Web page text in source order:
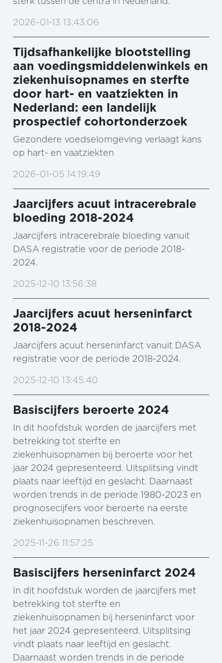
2026-01-13 13:43:06
Tijdsafhankelijke blootstelling
aan voedingsmiddelenwinkels en
ziekenhuisopnames en sterfte
door hart- en vaatziekten in
Nederland: een landelijk
prospectief cohortonderzoek
Gezondere voedselomgeving verlaagt kans
op hart- en vaatziekten
2026-01-05 14:19:49
Jaarcijfers acuut intracerebrale
bloeding 2018-2024
Jaarcijfers intracerebrale bloeding vanuit
DASA registratie voor de periode 2018-
2024.
2025-12-10 13:56:38
Jaarcijfers acuut herseninfarct
2018-2024
Jaarcijfers acuut herseninfarct vanuit DASA
registratie voor de periode 2018-2024.
2025-12-10 13:45:40
Basiscijfers beroerte 2024
In dit hoofdstuk worden de jaarcijfers met
betrekking tot sterfte en
ziekenhuisopnamen bij beroerte voor het
jaar 2024 gepresenteerd. Uitsplitsing vindt
plaats naar leeftijd en geslacht. Daarnaast
worden trends in de periode 1980-2023 en
prognosecijfers voor beroerte na eerste
ziekenhuisopnamen beschreven.
2025-11-26 11:57:25
Basiscijfers herseninfarct 2024
In dit hoofdstuk worden de jaarcijfers met
betrekking tot sterfte en
ziekenhuisopnamen bij herseninfarct voor
het jaar 2024 gepresenteerd. Uitsplitsing
vindt plaats naar leeftijd en geslacht.
Daarnaast worden trends in de periode